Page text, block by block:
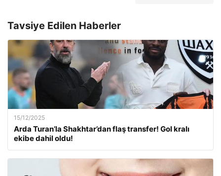
Tavsiye Edilen Haberler
15/12/2025
Arda Turan’la Shakhtar’dan flaş transfer! Gol kralı
ekibe dahil oldu!